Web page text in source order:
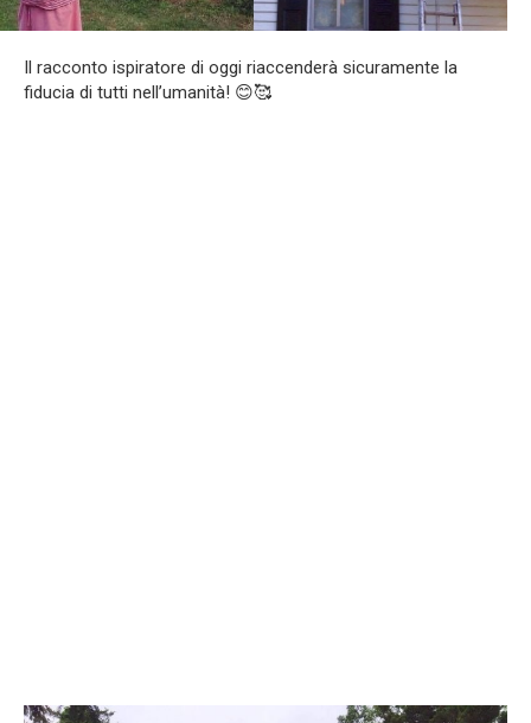
Il racconto ispiratore di oggi riaccenderà sicuramente la
fiducia di tutti nell’umanità! 😊🥰